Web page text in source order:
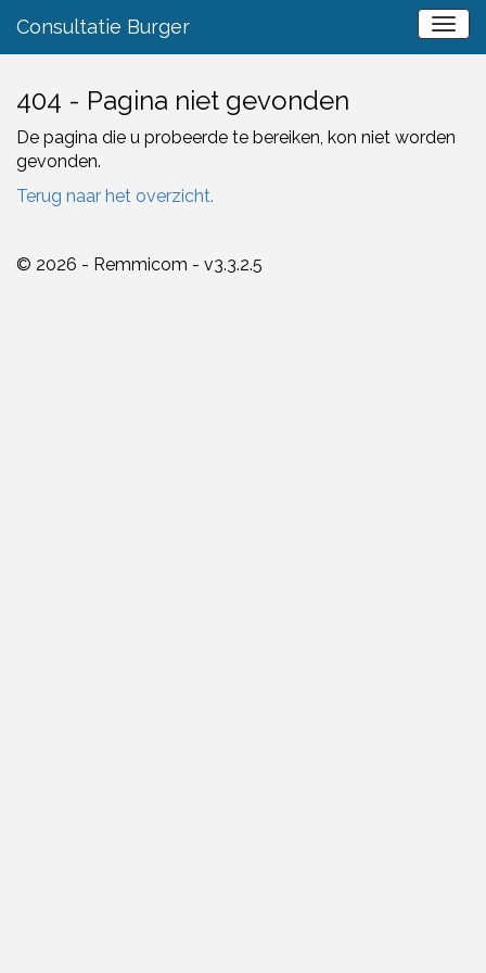
Consultatie Burger
404 - Pagina niet gevonden
De pagina die u probeerde te bereiken, kon niet worden
gevonden.
Terug naar het overzicht.
© 2026 - Remmicom - v3.3.2.5